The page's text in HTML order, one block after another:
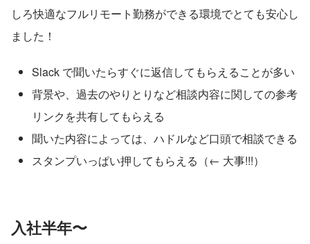
しろ快適なフルリモート勤務ができる環境でとても安心し
ました！
Slack で聞いたらすぐに返信してもらえることが多い
背景や、過去のやりとりなど相談内容に関しての参考
リンクを共有してもらえる
聞いた内容によっては、ハドルなど口頭で相談できる
スタンプいっぱい押してもらえる（← 大事!!!）
入社半年〜